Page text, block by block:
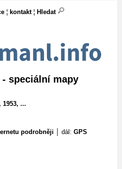
¦ kontakt¦ Hledat
speciální mapy
1953, ...
podrobněji │ dál: GPS